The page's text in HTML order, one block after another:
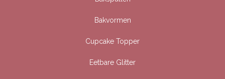
Bakvormen
Cupcake Topper
Eetbare Glitter